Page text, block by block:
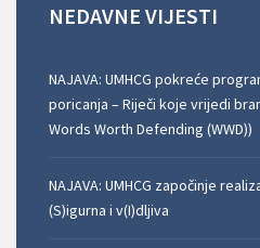
NEDAVNE VIJESTI
NAJAVA: UMHCG pokreće
poricanja – Riječi koje vrijedi
Words Worth Defending (WWD))
NAJAVA: UMHCG započinje
(S)igurna i v(I)dljiva